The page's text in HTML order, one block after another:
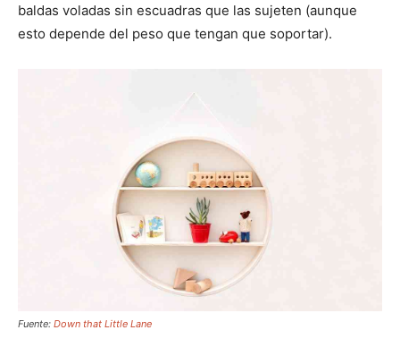
baldas voladas sin escuadras que las sujeten (aunque
esto depende del peso que tengan que soportar).
Fuente: Down that Little Lane